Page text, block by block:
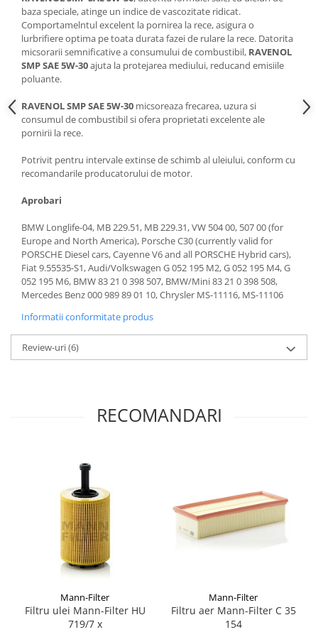
Suporti si placi prindere
baza speciale, atinge un indice de vascozitate ridicat.
Comportamelntul excelent la pornirea la rece, asigura o
lurbrifiere optima pe toata durata fazei de rulare la rece. Datorita
micsorarii semnificative a consumului de combustibil, RAVENOL
SMP SAE 5W-30ajuta la protejarea mediului, reducand emisiile
poluante.
RAVENOL SMP SAE 5W-30 micsoreaza frecarea, uzura si
consumul de combustibil si ofera proprietati excelente ale
pornirii la rece.
Potrivit pentru intervale extinse de schimb al uleiului, conform cu
recomandarile producatorului de motor.
Aprobari
BMW Longlife-04, MB 229.51, MB 229.31, VW 504 00, 507 00 (for
Europe and North America), Porsche C30 (currently valid for
PORSCHE Diesel cars, Cayenne V6 and all PORSCHE Hybrid cars),
Fiat 9.55535-S1, Audi/Volkswagen G 052 195 M2, G 052 195 M4, G
052 195 M6, BMW 83 21 0 398 507, BMW/Mini 83 21 0 398 508,
Mercedes Benz 000 989 89 01 10, Chrysler MS-11116, MS-11106
Informatii conformitate produs
Review-uri(6)
RECOMANDARI
Mann-Filter
Filtru ulei Mann-Filter HU
719/7 x
Mann-Filter
Filtru aer Mann-Filter C 35
154